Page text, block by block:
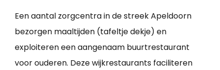
Een aantal zorgcentra in de streek Apeldoorn
bezorgen maaltijden (tafeltje dekje) en
exploiteren een aangenaam buurtrestaurant
voor ouderen. Deze wijkrestaurants faciliteren